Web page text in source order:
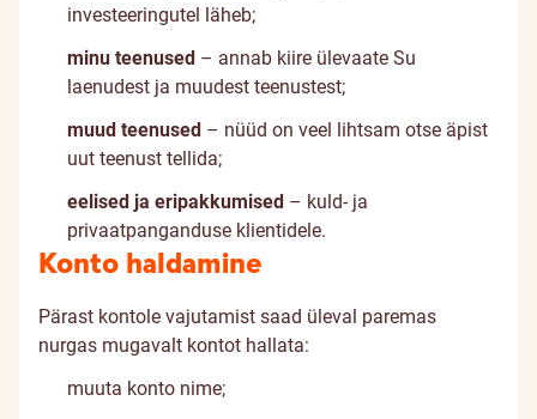
investeeringutel läheb;
minu teenused – annab kiire ülevaate Su
laenudest ja muudest teenustest;
muud teenused – nüüd on veel lihtsam otse äpist
uut teenust tellida;
eelised ja eripakkumised – kuld- ja
privaatpanganduse klientidele.
Konto haldamine
Pärast kontole vajutamist saad üleval paremas
nurgas mugavalt kontot hallata:
muuta konto nime;